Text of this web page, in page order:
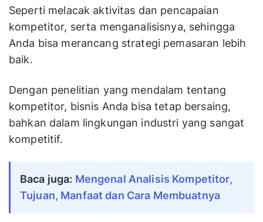
Seperti melacak aktivitas dan pencapaian
kompetitor, serta menganalisisnya, sehingga
Anda bisa merancang strategi pemasaran lebih
baik.
Dengan penelitian yang mendalam tentang
kompetitor, bisnis Anda bisa tetap bersaing,
bahkan dalam lingkungan industri yang sangat
kompetitif.
Baca juga: Mengenal Analisis Kompetitor,
Tujuan, Manfaat dan Cara Membuatnya